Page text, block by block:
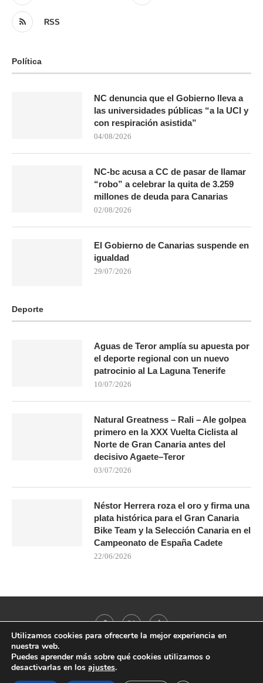
RSS
Política
NC denuncia que el Gobierno lleva a
las universidades públicas “a la UCI y
con respiración asistida”
04/08/2026
NC-bc acusa a CC de pasar de llamar
“robo” a celebrar la quita de 3.259
millones de deuda para Canarias
02/08/2026
El Gobierno de Canarias suspende en
igualdad
29/07/2026
Deporte
Aguas de Teror amplía su apuesta por
el deporte regional con un nuevo
patrocinio al La Laguna Tenerife
10/07/2026
Natural Greatness – Rali – Ale golpea
primero en la XXX Vuelta Ciclista al
Norte de Gran Canaria antes del
decisivo Agaete–Teror
03/07/2026
Néstor Herrera roza el oro y firma una
plata histórica para el Gran Canaria
Bike Team y la Selección Canaria en el
Campeonato de España Cadete
22/06/2026
@2021 - All Right Reserved. Designed and Developed by
Utilizamos cookies para ofrecerte la mejor experiencia en
nuestra web.
Puedes aprender más sobre qué cookies utilizamos o
desactivarlas en los ajustes.